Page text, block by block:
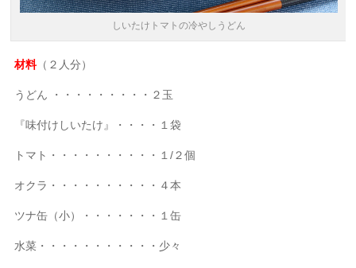
しいたけトマトの冷やしうどん
材料（２人分）
うどん ・・・・・・・・・２玉
『味付けしいたけ』・・・・１袋
トマト・・・・・・・・・・１/２個
オクラ・・・・・・・・・・４本
ツナ缶（小）・・・・・・・１缶
水菜・・・・・・・・・・・少々